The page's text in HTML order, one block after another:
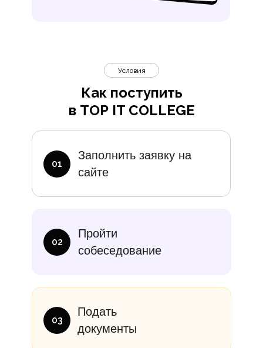
Подать
документы
Пройти
собеседование
Заполнить заявку на
сайте
Как поступить
в TOP IT COLLEGE
Условия
01
02
03
10 000₽